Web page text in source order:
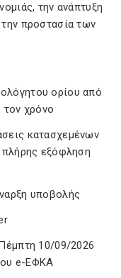
την ανάπτυξη
προστασία των
ορίου από
χρόνο
κατασχεμένων
πλήρης εξόφληση
υποβολής
10/09/2026
e-ΕΦΚΑ